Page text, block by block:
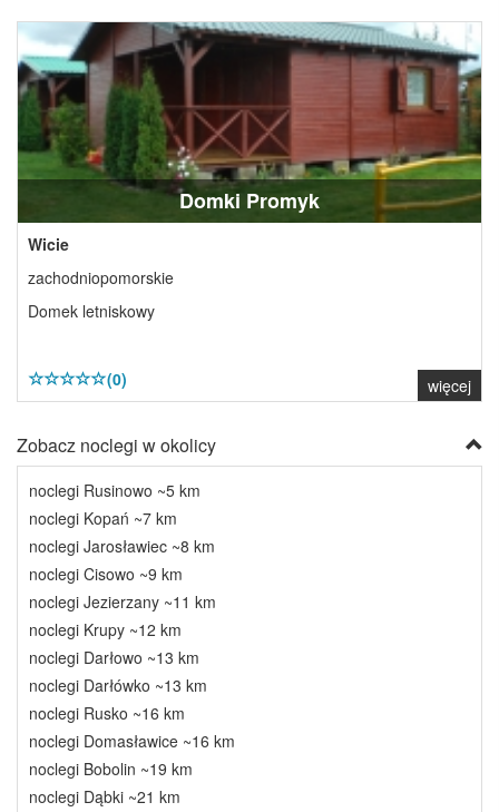
Domki Promyk
Wicie
zachodniopomorskie
Domek letniskowy
(0) więcej
Zobacz noclegi w okolicy
noclegi Rusinowo ~5 km
noclegi Kopań ~7 km
noclegi Jarosławiec ~8 km
noclegi Cisowo ~9 km
noclegi Jezierzany ~11 km
noclegi Krupy ~12 km
noclegi Darłowo ~13 km
noclegi Darłówko ~13 km
noclegi Rusko ~16 km
noclegi Domasławice ~16 km
noclegi Bobolin ~19 km
noclegi Dąbki ~21 km